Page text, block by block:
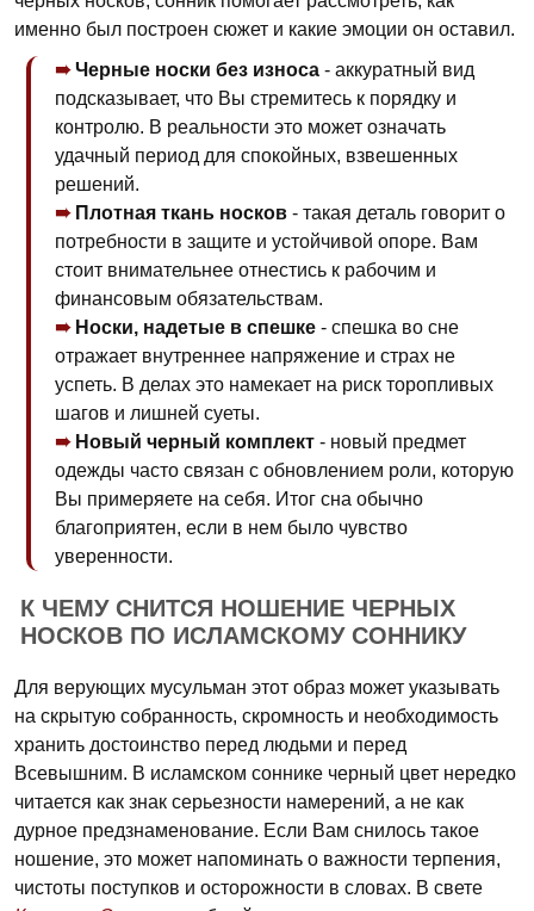
именно был построен сюжет и какие эмоции он оставил.
Черные носки без износа - аккуратный вид
подсказывает, что Вы стремитесь к порядку и
контролю. В реальности это может означать
удачный период для спокойных, взвешенных
решений.
Плотная ткань носков - такая деталь говорит о
потребности в защите и устойчивой опоре. Вам
стоит внимательнее отнестись к рабочим и
финансовым обязательствам.
Носки, надетые в спешке - спешка во сне
отражает внутреннее напряжение и страх не
успеть. В делах это намекает на риск торопливых
шагов и лишней суеты.
Новый черный комплект - новый предмет
одежды часто связан с обновлением роли, которую
Вы примеряете на себя. Итог сна обычно
благоприятен, если в нем было чувство
уверенности.
К ЧЕМУ СНИТСЯ НОШЕНИЕ ЧЕРНЫХ
НОСКОВ ПО ИСЛАМСКОМУ СОННИКУ
Для верующих мусульман этот образ может указывать
на скрытую собранность, скромность и необходимость
хранить достоинство перед людьми и перед
Всевышним. В исламском соннике черный цвет нередко
читается как знак серьезности намерений, а не как
дурное предзнаменование. Если Вам снилось такое
ношение, это может напоминать о важности терпения,
чистоты поступков и осторожности в словах. В свете